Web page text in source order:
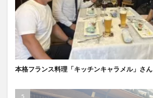
本格フランス料理「キッチンキャラメル」さん